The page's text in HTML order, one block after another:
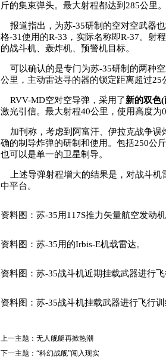
斤的集束弹头。最大射程都达到285公里。
报道指出，为苏-35研制的空对空武器
格-31使用的R-33，实际名称即R-37。射
的战斗机、轰炸机、预警机目标。
可以确认的是专门为苏-35研制的两种
公里，主动雷达寻的器的锁定距离超过
RVV-MD空对空导弹，采用了新的双色
激光引信。最大射程40公里，使用高度
加刊称，考虑到阿富汗、伊拉克战争误
确的制导炸弹的研制和使用。包括250公
也可以是单一的卫星制导。
上述导弹射程增大的结果是，对战斗机
中平台。
资料图：苏-35用117S推力矢量航空发动
资料图：苏-35用的Irbis-E机载雷达。
资料图：苏-35战斗机近期挂载武器进行
资料图：苏-35战斗机挂载武器进行飞行
上一主题： 无人舰艇再掀热潮
下一主题： “科幻战舰”闯入现实